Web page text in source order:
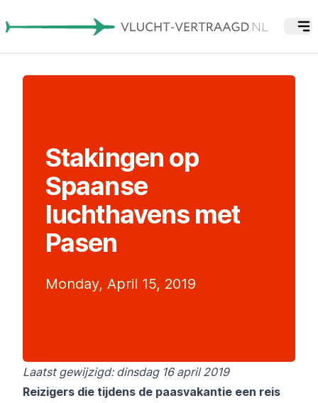
Stakingen op
Spaanse
luchthavens met
Pasen
Monday, April 15, 2019
Laatst gewijzigd: dinsdag 16 april 2019
Reizigers die tijdens de paasvakantie een reis